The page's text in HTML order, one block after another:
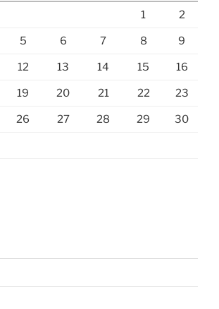
1 2
5 6 7 8 9
12 13 14 15 16
19 20 21 22 23
26 27 28 29 30